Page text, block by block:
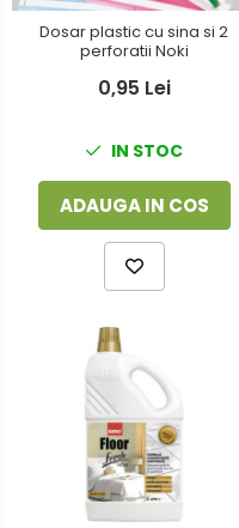
Dosar plastic cu sina si 2
perforatii Noki
0,95 Lei
IN STOC
ADAUGA IN COS